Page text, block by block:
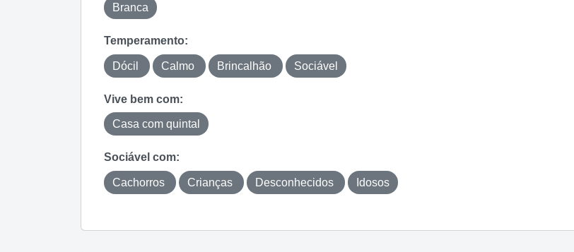
Branca
Temperamento:
Dócil Calmo Brincalhão Sociável
Vive bem com:
Casa com quintal
Sociável com:
Cachorros Crianças Desconhecidos Idosos